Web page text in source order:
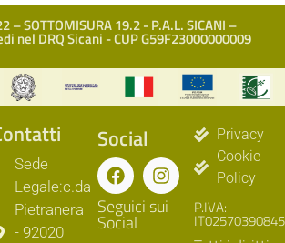
– SOTTOMISURA 19.2 - P.A.L. SICANI –
nel DRQ Sicani - CUP G59F23000000009
Sede
Legale:c.da
Pietranera
- 92020
Social
Seguici sui
Social
Privacy
Cookie
Policy
P.IVA:
IT02570390845